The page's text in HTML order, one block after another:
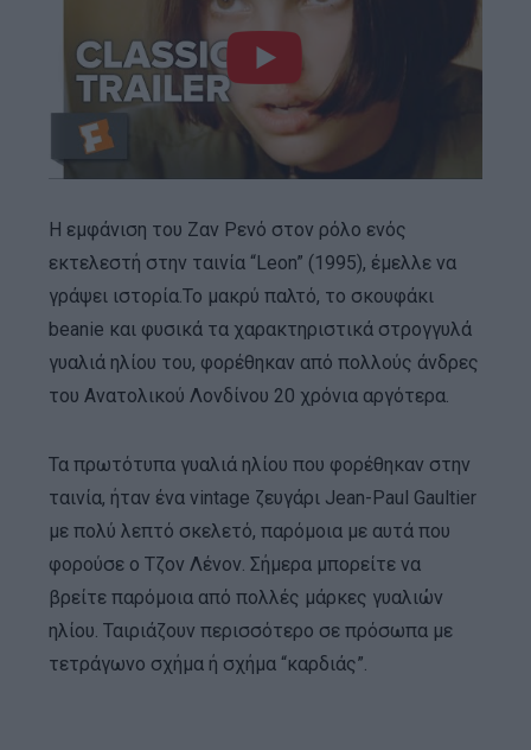
Η εμφάνιση του Ζαν Ρενό στον ρόλο ενός
εκτελεστή στην ταινία “Leon” (1995), έμελλε να
γράψει ιστορία.Το μακρύ παλτό, το σκουφάκι
beanie και φυσικά τα χαρακτηριστικά στρογγυλά
γυαλιά ηλίου του, φορέθηκαν από πολλούς άνδρες
του Ανατολικού Λονδίνου 20 χρόνια αργότερα.
Τα πρωτότυπα γυαλιά ηλίου που φορέθηκαν στην
ταινία, ήταν ένα vintage ζευγάρι Jean-Paul Gaultier
με πολύ λεπτό σκελετό, παρόμοια με αυτά που
φορούσε ο Τζον Λένον. Σήμερα μπορείτε να
βρείτε παρόμοια από πολλές μάρκες γυαλιών
ηλίου. Ταιριάζουν περισσότερο σε πρόσωπα με
τετράγωνο σχήμα ή σχήμα “καρδιάς”.